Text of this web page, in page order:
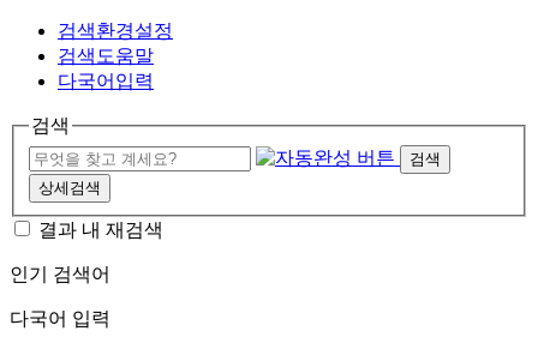
검색환경설정
검색도움말
다국어입력
검색
검색
상세검색
결과 내 재검색
인기 검색어
다국어 입력